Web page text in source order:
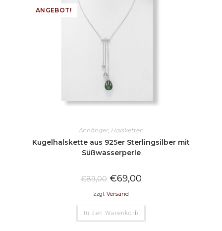
ANGEBOT!
Anhänger, Halsketten
Kugelhalskette aus 925er Sterlingsilber mit
Süßwasserperle
€89,00 €69,00
zzgl. Versand
In den Warenkorb